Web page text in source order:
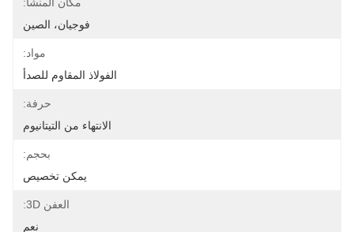
فوجيان، الصين
مواد:
الفولاذ المقاوم للصدأ
حرفة:
الانتهاء من التيتانيوم
بحجم:
يمكن تخصيص
العفن 3D:
نعم